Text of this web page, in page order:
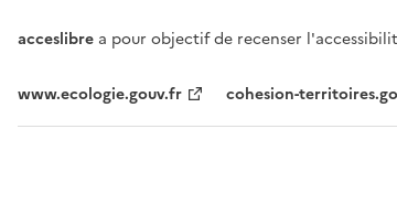
acceslibre a pour objectif de recenser
www.ecologie.gouv.fr cohesion-